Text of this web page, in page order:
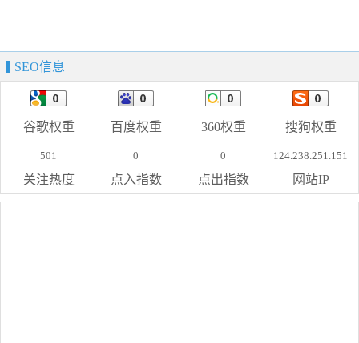
SEO信息
谷歌权重 百度权重 360权重 搜狗权重
501
关注热度
0
点入指数
0
点出指数
124.238.251.151
网站IP